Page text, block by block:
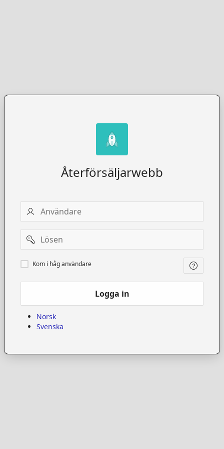
Återförsäljarwebb
Användare
Password
Kom
i
Kom i håg användare
Logga in
Norsk
Svenska